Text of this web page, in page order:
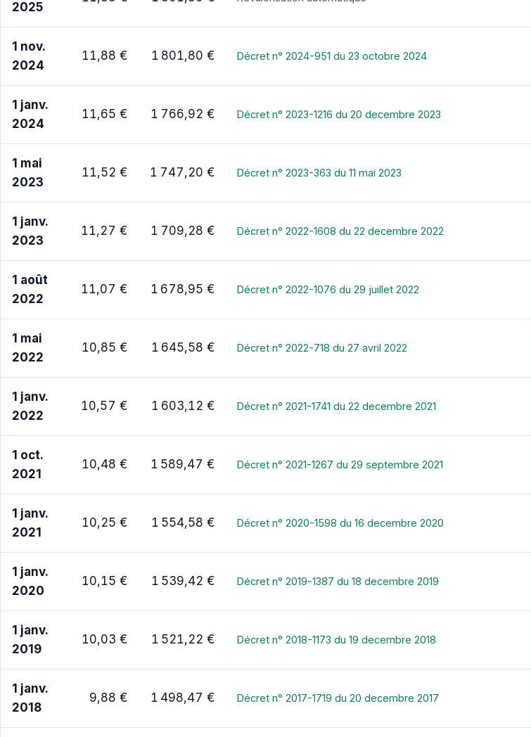
2025
1 nov.
2024
11,88 € 1 801,80 € Décret n° 2024-951 du 23 octobre 2024
1 janv.
2024
11,65 € 1 766,92 € Décret n° 2023-1216 du 20 decembre 2023
1 mai
2023
11,52 € 1 747,20 € Décret n° 2023-363 du 11 mai 2023
1 janv.
2023
11,27 € 1 709,28 € Décret n° 2022-1608 du 22 decembre 2022
1 août
2022
11,07 € 1 678,95 € Décret n° 2022-1076 du 29 juillet 2022
1 mai
2022
10,85 € 1 645,58 € Décret n° 2022-718 du 27 avril 2022
1 janv.
2022
10,57 € 1 603,12 € Décret n° 2021-1741 du 22 decembre 2021
1 oct.
2021
10,48 € 1 589,47 € Décret n° 2021-1267 du 29 septembre 2021
1 janv.
2021
10,25 € 1 554,58 € Décret n° 2020-1598 du 16 decembre 2020
1 janv.
2020
10,15 € 1 539,42 € Décret n° 2019-1387 du 18 decembre 2019
1 janv.
2019
10,03 € 1 521,22 € Décret n° 2018-1173 du 19 decembre 2018
1 janv.
2018
9,88 € 1 498,47 € Décret n° 2017-1719 du 20 decembre 2017